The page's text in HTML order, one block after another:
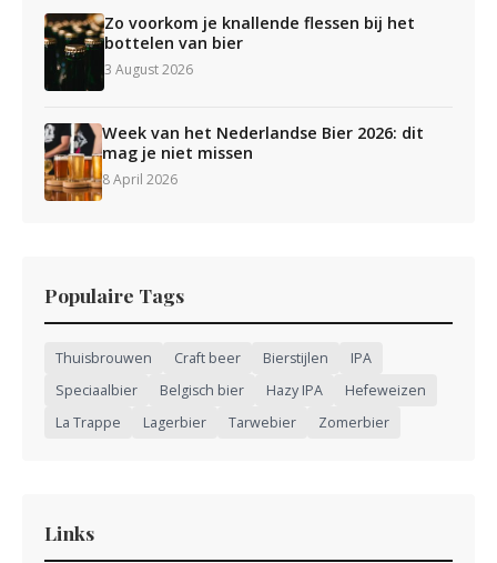
Zo voorkom je knallende flessen bij het
bottelen van bier
3 August 2026
Week van het Nederlandse Bier 2026: dit
mag je niet missen
8 April 2026
Populaire Tags
Thuisbrouwen Craft beer Bierstijlen
IPA
Speciaalbier
Belgisch bier Hazy IPA
Hefeweizen
La Trappe
Lagerbier Tarwebier Zomerbier
Links